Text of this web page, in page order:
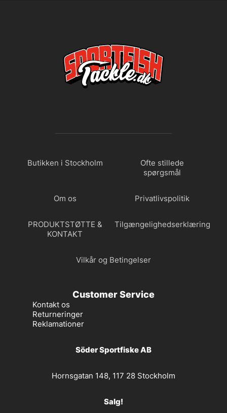
Butikken i Stockholm
Ofte stillede
spørgsmål
Om os Privatlivspolitik
PRODUKTSTØTTE &
KONTAKT
Tilgængelighedserklæring
Vilkår og Betingelser
Customer Service
Kontakt os
Returneringer
Reklamationer
Söder Sportfiske AB
Hornsgatan 148, 117 28 Stockholm
Salg!